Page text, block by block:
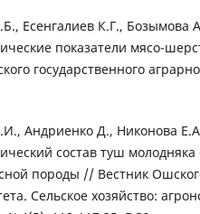
Есенгалиев К.Г., Бозымова
показатели мясо-
государственного
Андриенко Д., Никонова
состав туш
породы // Вестник
Сельское хозяйство: